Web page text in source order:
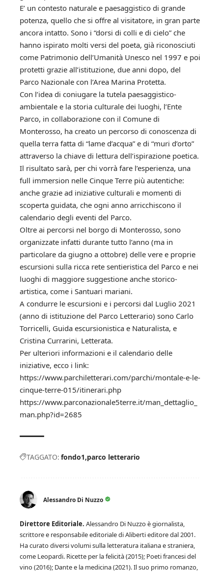
E’ un contesto naturale e paesaggistico di grande
potenza, quello che si offre al visitatore, in gran parte
ancora intatto. Sono i “dorsi di colli e di cielo” che
hanno ispirato molti versi del poeta, già riconosciuti
come Patrimonio dell’Umanità Unesco nel 1997 e poi
protetti grazie all’istituzione, due anni dopo, del
Parco Nazionale con l’Area Marina Protetta.
Con l’idea di coniugare la tutela paesaggistico-
ambientale e la storia culturale dei luoghi, l’Ente
Parco, in collaborazione con il Comune di
Monterosso, ha creato un percorso di conoscenza di
quella terra fatta di “lame d’acqua” e di “muri d’orto”
attraverso la chiave di lettura dell’ispirazione poetica.
Il risultato sarà, per chi vorrà fare l’esperienza, una
full immersion nelle Cinque Terre più autentiche:
anche grazie ad iniziative culturali e momenti di
scoperta guidata, che ogni anno arricchiscono il
calendario degli eventi del Parco.
Oltre ai percorsi nel borgo di Monterosso, sono
organizzate infatti durante tutto l’anno (ma in
particolare da giugno a ottobre) delle vere e proprie
escursioni sulla ricca rete sentieristica del Parco e nei
luoghi di maggiore suggestione anche storico-
artistica, come i Santuari mariani.
A condurre le escursioni e i percorsi dal Luglio 2021
(anno di istituzione del Parco Letterario) sono Carlo
Torricelli, Guida escursionistica e Naturalista, e
Cristina Currarini, Letterata.
Per ulteriori informazioni e il calendario delle
iniziative, ecco i link:
https://www.parchiletterari.com/parchi/montale-e-le-
cinque-terre-015/itinerari.php
https://www.parconazionale5terre.it/man_dettaglio_
man.php?id=2685
TAGGATO: fondo1 parco letterario
Alessandro Di Nuzzo
Direttore Editoriale. Alessandro Di Nuzzo è giornalista,
scrittore e responsabile editoriale di Aliberti editore dal 2001.
Ha curato diversi volumi sulla letteratura italiana e straniera,
come Leopardi. Ricette per la felicità (2015); Poeti francesi del
vino (2016); Dante e la medicina (2021). Il suo primo romanzo,